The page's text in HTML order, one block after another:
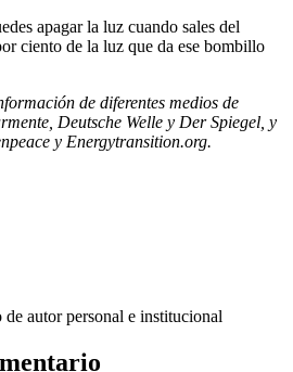
apagar la luz cuando sales del
ciento de la luz que da ese bombillo
de diferentes medios de
Deutsche Welle y Der Spiegel, y
y Energytransition.org.
autor personal e institucional